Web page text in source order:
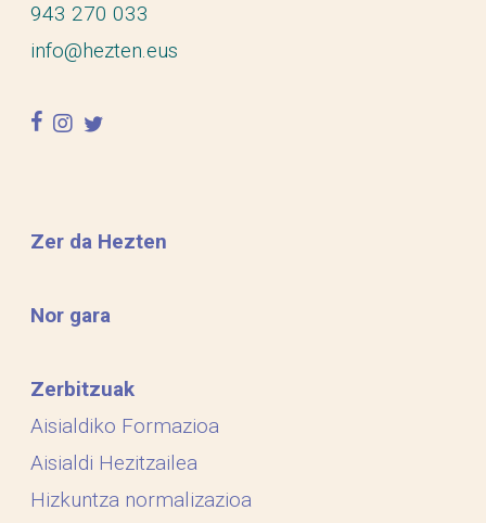
943 270 033
info@hezten.eus
facebook
instagram
twitter
Zer da Hezten
Nor gara
Zerbitzuak
Aisialdiko Formazioa
Aisialdi Hezitzailea
Hizkuntza normalizazioa